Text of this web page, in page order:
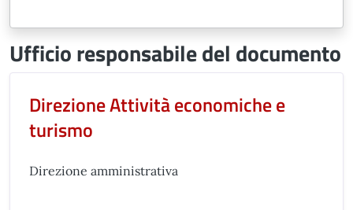
Ufficio responsabile del documento
Direzione Attività economiche e
turismo
Direzione amministrativa